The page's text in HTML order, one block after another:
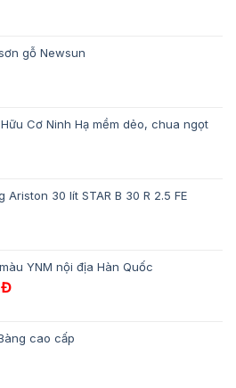
gỗ Newsun
Cơ Ninh Hạ mềm dẻo, chua ngọt
Ariston 30 lít STAR B 30 R 2.5 FE
YNM nội địa Hàn Quốc
cao cấp